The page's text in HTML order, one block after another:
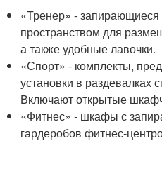
«Тренер» -
пространством для
а также удобные лавочки.
«Спорт» - комплекты,
установки в раздевалках
Включают открытые
«Фитнес» - шкафы с
гардеробов фитнес-